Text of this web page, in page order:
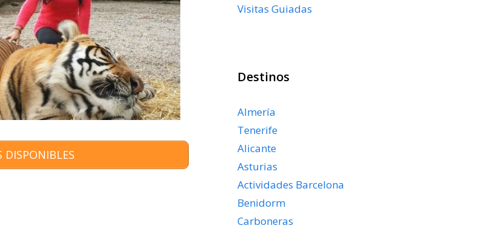
DISPONIBLES
Visitas Guiadas
Destinos
Almería
Tenerife
Alicante
Asturias
Actividades Barcelona
Benidorm
Carboneras